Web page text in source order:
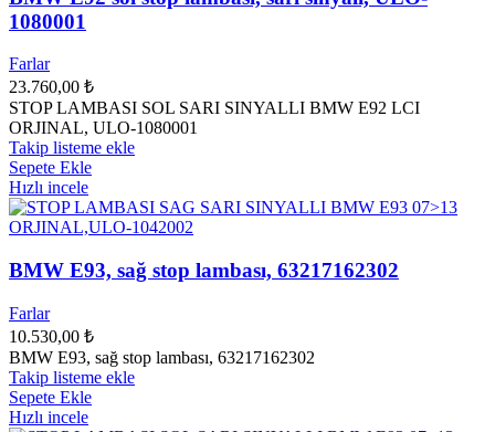
1080001
Farlar
23.760,00 ₺
STOP LAMBASI SOL SARI SINYALLI BMW E92 LCI
ORJINAL, ULO-1080001
Takip listeme ekle
Sepete Ekle
Hızlı incele
BMW E93, sağ stop lambası, 63217162302
Farlar
10.530,00 ₺
BMW E93, sağ stop lambası, 63217162302
Takip listeme ekle
Sepete Ekle
Hızlı incele